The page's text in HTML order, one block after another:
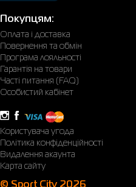
Покупцям:
Оплата і доставка
Повернення та обмін
Програма лояльності
Гарантія на товари
Часті питання (FAQ)
Особистий кабінет
Користувача угода
Політика конфіденційності
Видалення акаунта
Карта сайту
© Sport City 2026